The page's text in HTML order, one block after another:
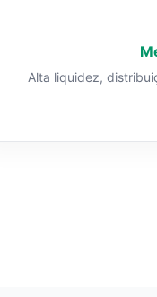
Alta liquidez,